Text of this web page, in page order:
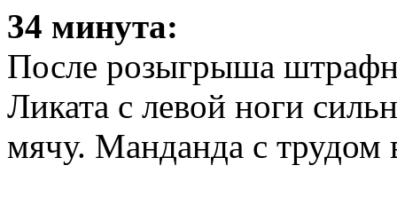
34 минута:
После розыгрыша
Ликата с левой ноги
мячу. Манданда с трудом